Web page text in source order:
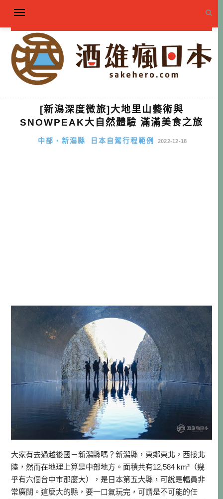
[新潟深度微旅]大地里山藝術與
SNOWPEAK大自然體驗 滿滿美食之旅
中部・新潟縣 日本自駕行程範例 2022-12-18
大家有去過越後國－新潟縣嗎？新潟縣，東鄰東北，西接北
陸，然而在地理上算是中部地方。面積共有12,584 km²（幾
乎有六個台中市那麼大），是日本第五大縣，可說是幅員非
常廣闊。這麼大的縣，要一口氣玩完，可謂是不可能的任